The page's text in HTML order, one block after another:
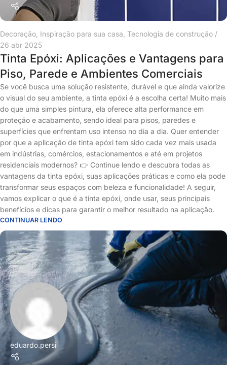
Decoração Inspiração para sua casa Tecnologia de construção
26 abr 2025
Tinta Epóxi: Aplicações e Vantagens para
Piso, Parede e Ambientes Comerciais
Se você busca uma solução resistente, durável e que ainda valorize
o visual do seu ambiente, a tinta epóxi é a escolha certa! Muito mais
do que uma simples pintura, ela oferece alta performance em
proteção e acabamento, sendo ideal para pisos, paredes e
superfícies que enfrentam uso intenso no dia a dia. Quer entender
por que a aplicação de tinta epóxi tem sido cada vez mais usada
em indústrias, comércios, estacionamentos e até em projetos
residenciais modernos? 👉 Continue lendo e descubra todas as
vantagens da tinta epóxi, suas aplicações práticas e como ela pode
transformar seus espaços com beleza e funcionalidade! A seguir,
vamos explicar o que é a tinta epóxi, onde usar, seus principais
benefícios e dicas para garantir o melhor resultado na aplicação.
CONTINUAR LENDO
eduardo.persi